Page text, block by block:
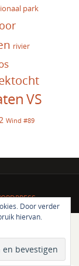
park
rivier
VS
Wind #89
Door verder
hiervan.